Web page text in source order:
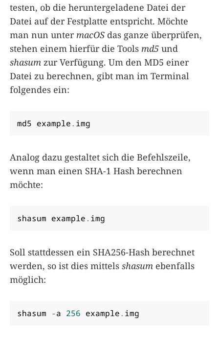
testen, ob die heruntergeladene Datei der
Datei auf der Festplatte entspricht. Möchte
man nun unter macOS das ganze überprüfen,
stehen einem hierfür die Tools md5 und
shasum zur Verfügung. Um den MD5 einer
Datei zu berechnen, gibt man im Terminal
folgendes ein:
md5 example. img
Analog dazu gestaltet sich die Befehlszeile,
wenn man einen SHA-1 Hash berechnen
möchte:
shasum example. img
Soll stattdessen ein SHA256-Hash berechnet
werden, so ist dies mittels shasum ebenfalls
möglich:
shasum -a 256 example. img